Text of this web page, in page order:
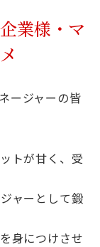
業様・マ
ージャーの皆
トが甘く、受
ャーとして鍛
身につけさせ